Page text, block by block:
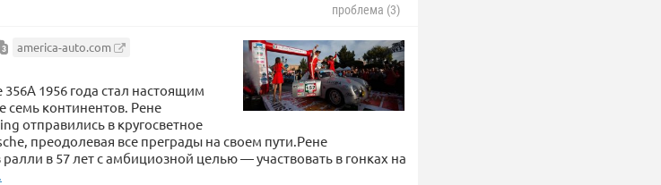
проблема (3)
3 america-auto.com
1956 года стал настоящим
континентов. Рене
отправились в кругосветное
преодолевая все преграды на своем пути.Рене
в 57 лет с амбициозной целью — участвовать в гонках на